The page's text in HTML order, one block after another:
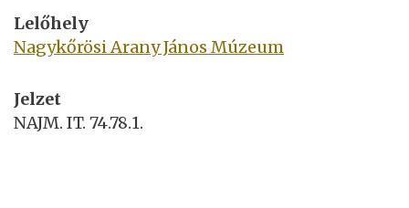
Lelőhely
Nagykőrösi Arany János Múzeum
Jelzet
NAJM. IT. 74.78.1.